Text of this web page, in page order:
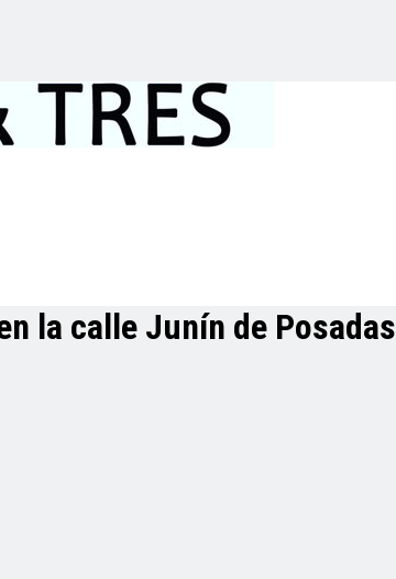
la calle Junín de Posadas